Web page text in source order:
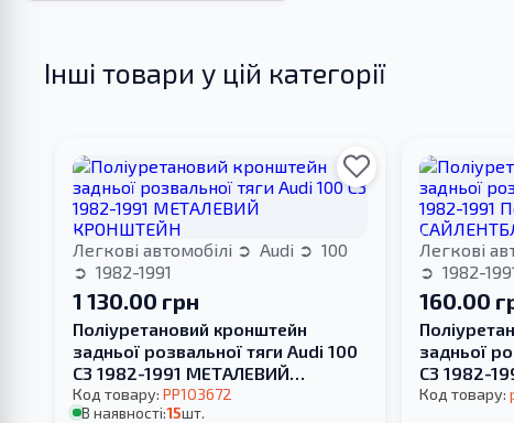
Інші товари у цій категорії
Легкові автомобілі Audi
100
1982-1991
1 130.00 грн
Поліуретановий кронштейн
задньої розвальної тяги Audi 100
С3 1982-1991 МЕТАЛЕВИЙ
КРОНШТЕЙН
Код товару:PP103672
В наявності:15шт.
Легкові
1982-
160.00
задньої
С3 1982-
Код товару: